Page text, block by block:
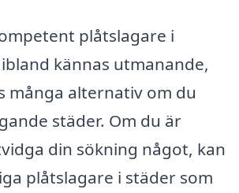
plåtslagare i
kännas utmanande,
många alternativ om du
städer. Om du är
din sökning något, kan
plåtslagare i städer som